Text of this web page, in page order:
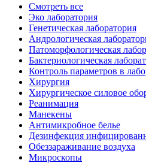
Смотреть все
Эко лаборатория
Генетическая лаборатория
Андрологическая
Патоморфологическая
Бактериологическая
Контроль параметров в
Хирургия
Хирургическое силовое
Реанимация
Манекены
Антимикробное белье
Дезинфекция
Обеззараживание воздуха
Микроскопы